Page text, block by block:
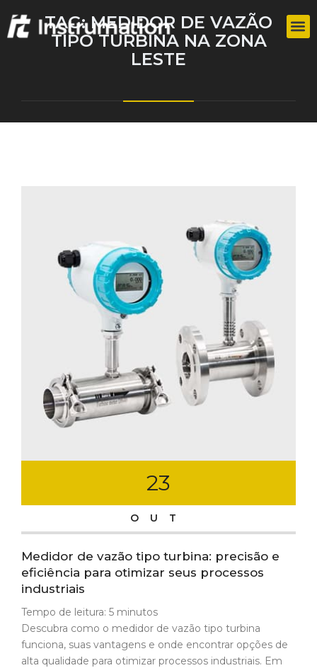
TAG:MEDIDOR DE VAZÃO
TIPO TURBINA NA ZONA
LESTE
23
OUT
Medidor de vazão tipo turbina: precisão e
eficiência para otimizar seus processos
industriais
Tempo de leitura: 5 minutos
Descubra como o medidor de vazão tipo turbina
funciona, suas vantagens e onde encontrar opções de
alta qualidade para otimizar processos industriais. Em